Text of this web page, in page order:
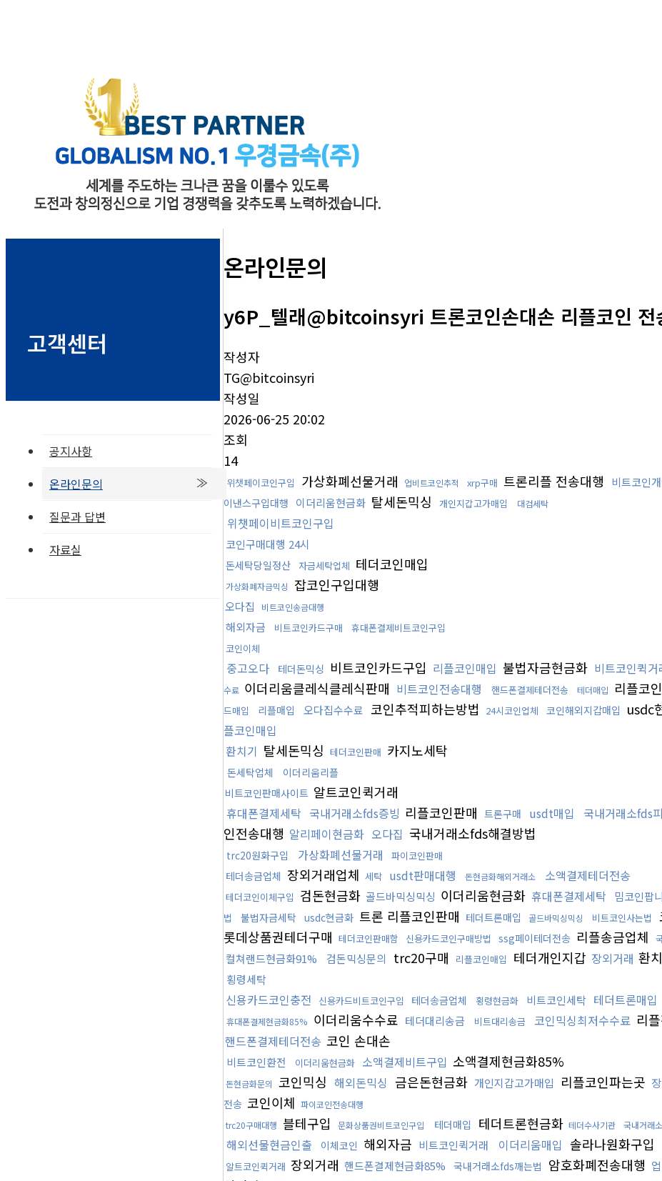
고객센터
공지사항
온라인문의
질문과 답변
자료실
온라인문의
y6P_텔래@bitcoinsyri 트론코인손대손 리플코인
작성자
TG@bitcoinsyri
작성일
2026-06-25 20:02
조회
14
위챗페이코인구입 가상화폐선물거래 업비트코인추적 xrp구매 트론리플 전송대행 비트코인
이낸스구입대행 이더리움현금화 탈세돈믹싱 개인지갑고가매입 대검세탁
위챗페이비트코인구입
코인구매대행 24시
돈세탁당일정산 자금세탁업체 테더코인매입
가상화폐자금믹싱 잡코인구입대행
오다집 비트코인송금대행
해외자금 비트코인카드구매
휴대폰결제비트코인구입
코인이체
중고오다 테더돈믹싱 비트코인카드구입 리플코인매입 불법자금현금화 비트코인퀵거
수료 이더리움클레식클레식판매 비트코인전송대행 핸드폰결제테더전송 테더매입 리플코
드매입
리플매입 오다집수수료 코인추적피하는방법 24시코인업체 코인해외지갑매입 usdc
플코인매입
환치기 탈세돈믹싱 테더코인판매 카지노세탁
돈세탁업체
이더리움리플
비트코인판매사이트 알트코인퀵거래
휴대폰결제세탁 국내거래소fds증빙 리플코인판매 트론구매 usdt매입 국내거래소fds
인전송대행 알리페이현금화 오다집 국내거래소fds해결방법
trc20원화구입 가상화폐선물거래 파이코인판매
테더송금업체 장외거래업체 세탁 usdt판매대행 돈현금화해외거래소 소액결제테더전송
테더코인이체구입 검돈현금화 골드바믹싱믹싱 이더리움현금화 휴대폰결제세탁 밈코인팝
법
불법자금세탁 usdc현금화 트론 리플코인판매 테더트론매입 골드바믹싱믹싱 비트코인사는법
롯데상품권테더구매 테더코인판매함 신용카드코인구매방법 ssg페이테더전송 리플송금업체
컬쳐랜드현금화91% 검돈믹싱문의 trc20구매 리플코인매입 테더개인지갑 장외거래 환
횡령세탁
신용카드코인충전 신용카드비트코인구입 테더송금업체 횡령현금화 비트코인세탁 테더트론매입
휴대폰결제현금화85% 이더리움수수료 테더대리송금 비트대리송금 코인믹싱최저수수료 리
핸드폰결제테더전송 코인 손대손
비트코인환전 이더리움현금화 소액결제비트구입 소액결제현금화85%
돈현금화문의 코인믹싱 해외돈믹싱 금은돈현금화 개인지갑고가매입 리플코인파는곳
전송 코인이체 파이코인전송대행
trc20구매대행 블테구입 문화상품권비트코인구입 테더매입 테더트론현금화 테더수사기관 국내거래
해외선물현금인출
이체코인 해외자금 비트코인퀵거래 이더리움매입 솔라나원화구입
알트코인퀵거래 장외거래 핸드폰결제현금화85% 국내거래소fds깨는법 암호화폐전송대행